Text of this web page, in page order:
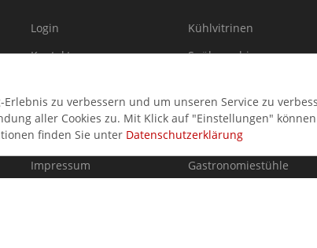
Login
Kontakt
Zahlungsarten
Lieferbedingungen
Impressum
Kühlvitrinen
Spülmaschinen
Fritteusen
Pizzaöfen
Gastronomiestühle
zu verbessern und um unseren Service zu
aller Cookies zu. Mit Klick auf "Einstellungen"
finden Sie unter Datenschutzerklärung